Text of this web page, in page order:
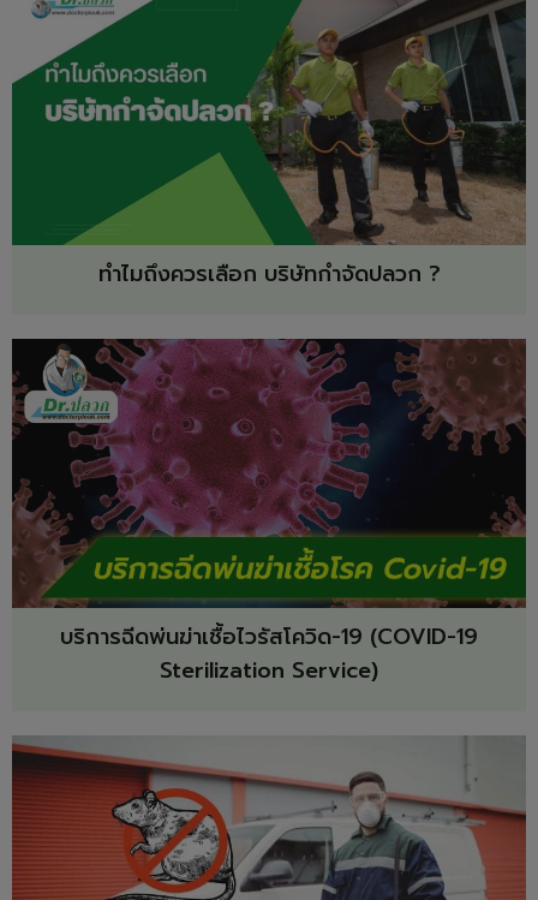
ทำไมถึงควรเลือก บริษัทกำจัดปลวก ?
บริการฉีดพ่นฆ่าเชื้อไวรัสโควิด-19 (COVID-19
Sterilization Service)